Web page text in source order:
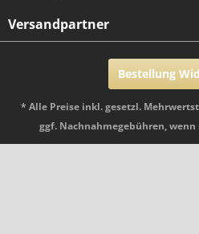
Versandpartner
Bestellung
* Alle Preise inkl. gesetzl.
ggf. Nachnahmegebühren,